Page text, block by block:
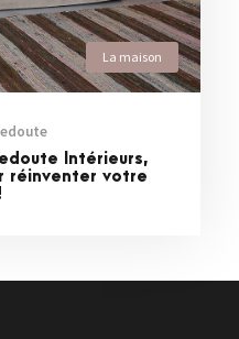
La maison
Intérieurs,
réinventer votre